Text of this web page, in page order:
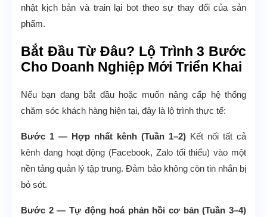
nhật kịch bản và train lại bot theo sự thay đổi của sản
phẩm.
Bắt Đầu Từ Đâu? Lộ Trình 3 Bước
Cho Doanh Nghiệp Mới Triển Khai
Nếu bạn đang bắt đầu hoặc muốn nâng cấp hệ thống
chăm sóc khách hàng hiện tại, đây là lộ trình thực tế:
Bước 1 — Hợp nhất kênh (Tuần 1–2) Kết nối tất cả
kênh đang hoạt động (Facebook, Zalo tối thiểu) vào một
nền tảng quản lý tập trung. Đảm bảo không còn tin nhắn bị
bỏ sót.
Bước 2 — Tự động hoá phản hồi cơ bản (Tuần 3–4)